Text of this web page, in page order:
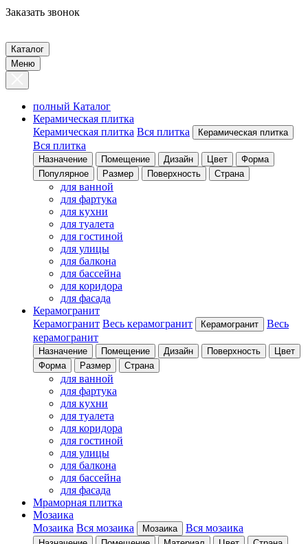
Заказать звонок
Каталог
Меню
полный Каталог
Керамическая плитка
Керамическая плитка Вся плитка Керамическая плитка
Вся плитка
Назначение Помещение Дизайн Цвет
Форма
Популярное
Размер Поверхность Страна
для ванной
для фартука
для кухни
для туалета
для гостиной
для улицы
для балкона
для бассейна
для коридора
для фасада
Керамогранит
Керамогранит Весь керамогранит Керамогранит
Весь
керамогранит
Назначение Помещение Дизайн Поверхность
Цвет
Форма
Размер Страна
для ванной
для фартука
для кухни
для туалета
для коридора
для гостиной
для улицы
для балкона
для бассейна
для фасада
Мраморная плитка
Мозаика
Мозаика Вся мозаика Мозаика Вся мозаика